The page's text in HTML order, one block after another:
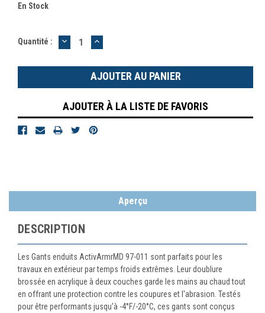
En Stock
Quantité : DIMINUER
LA
:
AUGMENTER
LA
:
AJOUTER À LA LISTE DE FAVORIS
Aperçu
DESCRIPTION
Les Gants enduits ActivArmrMD 97-011 sont parfaits pour les
travaux en extérieur par temps froids extrêmes. Leur doublure
brossée en acrylique à deux couches garde les mains au chaud tout
en offrant une protection contre les coupures et l'abrasion. Testés
pour être performants jusqu'à -4°F/-20°C, ces gants sont conçus